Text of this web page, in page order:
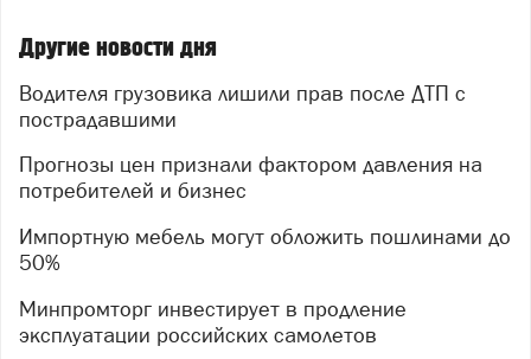
Другие новости дня
Водителя грузовика лишили прав после ДТП с
пострадавшими
Прогнозы цен признали фактором давления на
потребителей и бизнес
Импортную мебель могут обложить пошлинами до
50%
Минпромторг инвестирует в продление
эксплуатации российских самолетов